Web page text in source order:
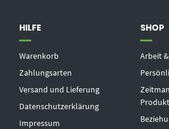
HILFE
Warenkorb
Zahlungsarten
Versand und Lieferung
Datenschutzerklärung
Impressum
SHOP
Arbeit